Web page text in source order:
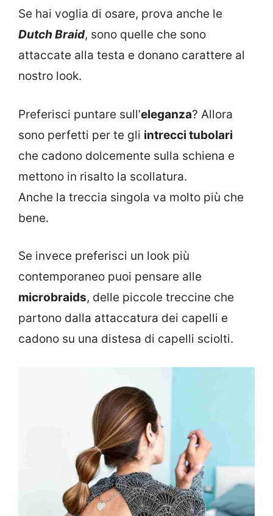
Se hai voglia di osare, prova anche le
Dutch Braid, sono quelle che sono
attaccate alla testa e donano carattere al
nostro look.
Preferisci puntare sull’eleganza? Allora
sono perfetti per te gli intrecci tubolari
che cadono dolcemente sulla schiena e
mettono in risalto la scollatura.
Anche la treccia singola va molto più che
bene.
Se invece preferisci un look più
contemporaneo puoi pensare alle
microbraids, delle piccole treccine che
partono dalla attaccatura dei capelli e
cadono su una distesa di capelli sciolti.